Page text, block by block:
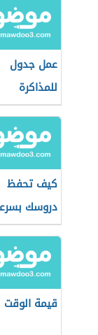
عمل جدول
للمذاكرة
كيف تحفظ
دروسك
قيمة الوقت